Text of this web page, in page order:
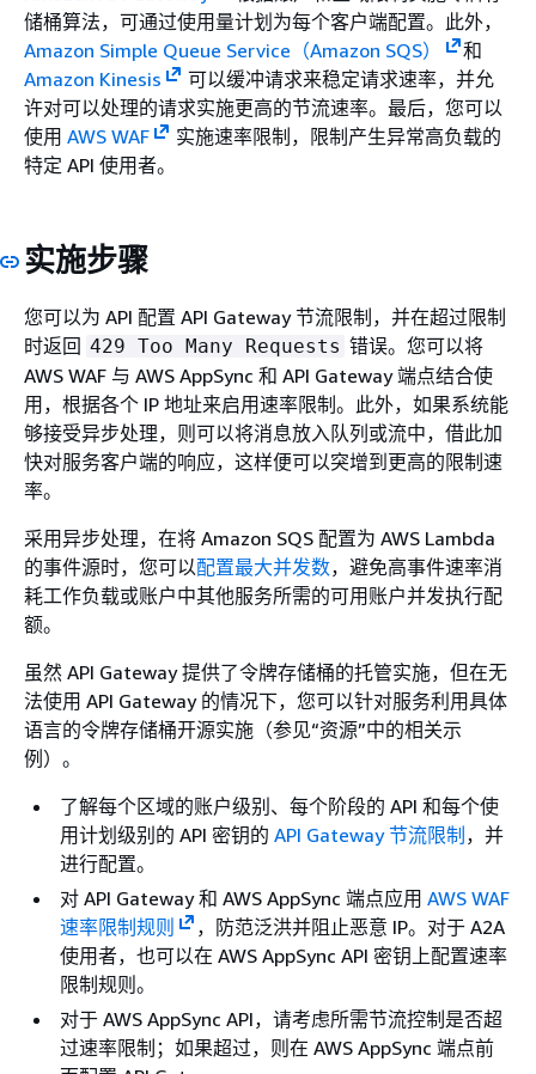
储桶算法，可通过使用量计划为每个客户端配置。此外，
Amazon Simple Queue Service（Amazon SQS）
和
Amazon Kinesis
可以缓冲请求来稳定请求速率，并允
许对可以处理的请求实施更高的节流速率。最后，您可以
使用 AWS WAF
实施速率限制，限制产生异常高负载的
特定 API 使用者。
实施步骤
您可以为 API 配置 API Gateway 节流限制，并在超过限制
时返回 429 Too Many Requests 错误。您可以将
AWS WAF 与 AWS AppSync 和 API Gateway 端点结合使
用，根据各个 IP 地址来启用速率限制。此外，如果系统能
够接受异步处理，则可以将消息放入队列或流中，借此加
快对服务客户端的响应，这样便可以突增到更高的限制速
率。
采用异步处理，在将 Amazon SQS 配置为 AWS Lambda
的事件源时，您可以配置最大并发数，避免高事件速率消
耗工作负载或账户中其他服务所需的可用账户并发执行配
额。
虽然 API Gateway 提供了令牌存储桶的托管实施，但在无
法使用 API Gateway 的情况下，您可以针对服务利用具体
语言的令牌存储桶开源实施（参见“资源”中的相关示
例）。
了解每个区域的账户级别、每个阶段的 API 和每个使
用计划级别的 API 密钥的 API Gateway 节流限制，并
进行配置。
对 API Gateway 和 AWS AppSync 端点应用 AWS WAF
速率限制规则
，防范泛洪并阻止恶意 IP。对于 A2A
使用者，也可以在 AWS AppSync API 密钥上配置速率
限制规则。
对于 AWS AppSync API，请考虑所需节流控制是否超
过速率限制；如果超过，则在 AWS AppSync 端点前